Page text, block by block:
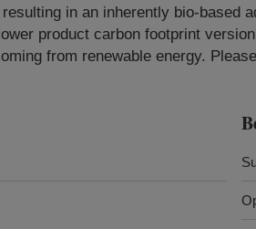
in an inherently bio-based
product carbon footprint
from renewable energy.